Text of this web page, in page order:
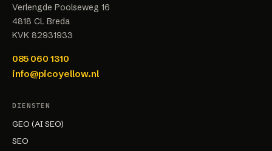
Verlengde Poolseweg 16
4818 CL Breda
KVK 82931933
085 060 1310
info@picoyellow.nl
DIENSTEN
GEO (AI SEO)
SEO